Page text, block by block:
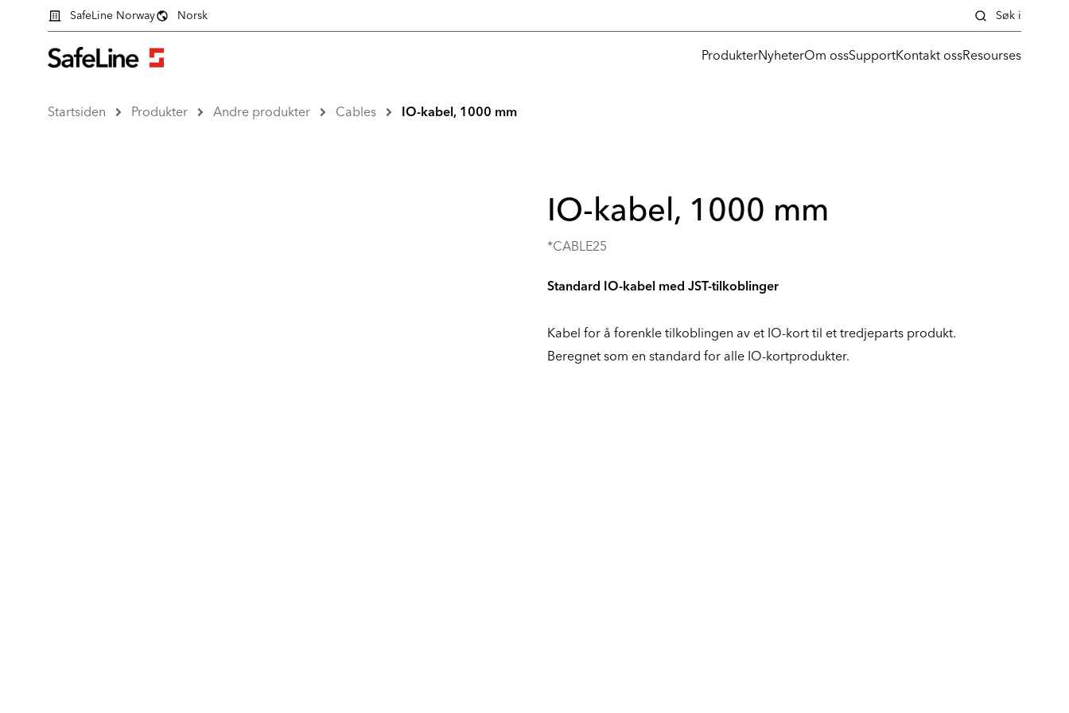
ProdukterNyheterOm ossSupportKontakt ossResourses
SafeLine Norway Norsk Søk i
Startsiden Produkter Andre produkter Cables IO-kabel, 1000 mm
IO-kabel, 1000 mm
*CABLE25
Standard IO-kabel med JST-tilkoblinger
Kabel for å forenkle tilkoblingen av et IO-kort til et tredjeparts produkt.
Beregnet som en standard for alle IO-kortprodukter.